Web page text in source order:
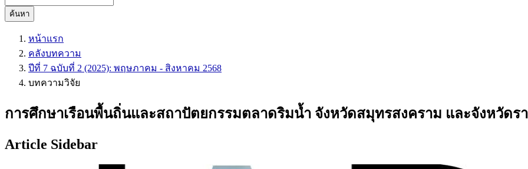
ค้นหา
หน้าแรก
คลังบทความ
ปีที่ 7 ฉบับที่ 2 (2025): พฤษภาคม - สิงหาคม 2568
บทความวิจัย
การศึกษาเรือนพื้นถิ่นและสถาปัตยกรรมตลาดริมน้ำ จังหวัดสมุทรสงคราม และจังหวัดร
Article Sidebar